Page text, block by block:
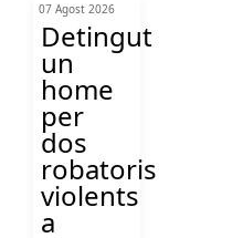
07 Agost 2026
Detingut
un
home
per
dos
robatoris
violents
a